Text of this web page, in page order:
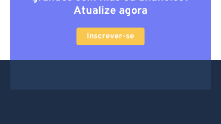
Atualize agora
Inscrever-se